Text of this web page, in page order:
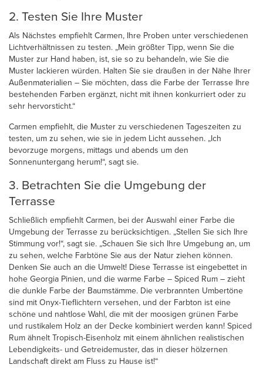
2. Testen Sie Ihre Muster
Als Nächstes empfiehlt Carmen, Ihre Proben unter verschiedenen
Lichtverhältnissen zu testen. „Mein größter Tipp, wenn Sie die
Muster zur Hand haben, ist, sie so zu behandeln, wie Sie die
Muster lackieren würden. Halten Sie sie draußen in der Nähe Ihrer
Außenmaterialien – Sie möchten, dass die Farbe der Terrasse Ihre
bestehenden Farben ergänzt, nicht mit ihnen konkurriert oder zu
sehr hervorsticht.“
Carmen empfiehlt, die Muster zu verschiedenen Tageszeiten zu
testen, um zu sehen, wie sie in jedem Licht aussehen. „Ich
bevorzuge morgens, mittags und abends um den
Sonnenuntergang herum!“, sagt sie.
3. Betrachten Sie die Umgebung der
Terrasse
Schließlich empfiehlt Carmen, bei der Auswahl einer Farbe die
Umgebung der Terrasse zu berücksichtigen. „Stellen Sie sich Ihre
Stimmung vor!“, sagt sie. „Schauen Sie sich Ihre Umgebung an, um
zu sehen, welche Farbtöne Sie aus der Natur ziehen können.
Denken Sie auch an die Umwelt! Diese Terrasse ist eingebettet in
hohe Georgia Pinien, und die warme Farbe – Spiced Rum – zieht
die dunkle Farbe der Baumstämme. Die verbrannten Umbertöne
sind mit Onyx-Tieflichtern versehen, und der Farbton ist eine
schöne und nahtlose Wahl, die mit der moosigen grünen Farbe
und rustikalem Holz an der Decke kombiniert werden kann! Spiced
Rum ähnelt Tropisch-Eisenholz mit einem ähnlichen realistischen
Lebendigkeits- und Getreidemuster, das in dieser hölzernen
Landschaft direkt am Fluss zu Hause ist!“